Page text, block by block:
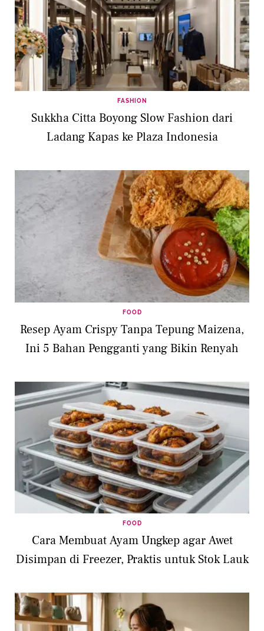
FASHION
Sukkha Citta Boyong Slow Fashion dari
Ladang Kapas ke Plaza Indonesia
FOOD
Resep Ayam Crispy Tanpa Tepung Maizena,
Ini 5 Bahan Pengganti yang Bikin Renyah
FOOD
Cara Membuat Ayam Ungkep agar Awet
Disimpan di Freezer, Praktis untuk Stok Lauk